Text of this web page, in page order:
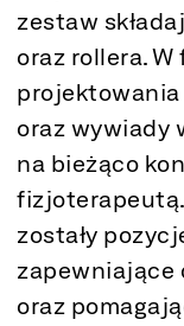
zestaw
oraz rollera.
oraz wywiady
na bieżąco
zostały
zapewniające
oraz